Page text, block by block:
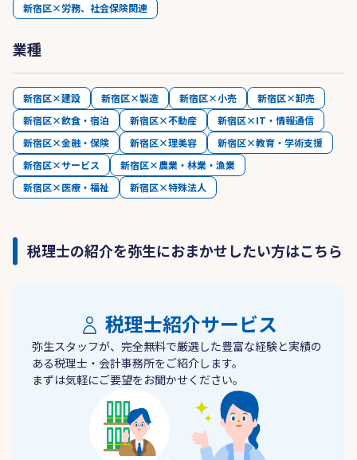
新宿区×労務、社会保険関連
業種
新宿区×建設 新宿区×製造 新宿区×小売
新宿区×卸売
新宿区×飲食・宿泊
新宿区×不動産
新宿区×IT・情報通信
新宿区×金融・保険
新宿区×理美容
新宿区×教育・学術支援
新宿区×サービス
新宿区×農業・林業・漁業
新宿区×医療・福祉
新宿区×特殊法人
税理士の紹介を弥生におまかせしたい方はこちら
税理士紹介サービス
弥生スタッフが、完全無料で厳選した豊富な経験と実績の
ある税理士・会計事務所をご紹介します。
まずは気軽にご要望をお聞かせください。